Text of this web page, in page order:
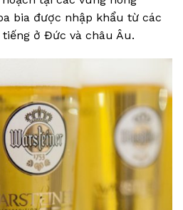
bia được nhập khẩu từ các
ở Đức và châu Âu.